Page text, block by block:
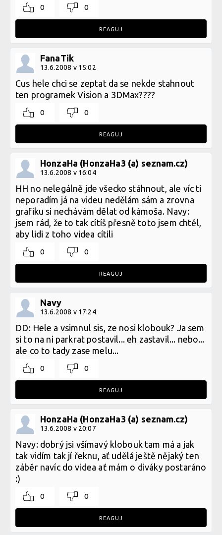
0 0
REAGUJ
FanaTik
13.6.2008 v 15:02
Cus hele chci se zeptat da se nekde stahnout
ten programek Vision a 3DMax????
0 0
REAGUJ
HonzaHa (HonzaHa3 (a) seznam.cz)
13.6.2008 v 16:04
HH no nelegálně jde všecko stáhnout, ale víc ti
neporadím já na videu nedělám sám a zrovna
grafiku si nechávám dělat od kámoša. Navy:
jsem rád, že to tak cítíš přesně toto jsem chtěl,
aby lidi z toho videa cítili
0 0
REAGUJ
Navy
13.6.2008 v 17:24
DD: Hele a vsimnul sis, ze nosi klobouk? Ja sem
si to na ni parkrat postavil... eh zastavil... nebo...
ale co to tady zase melu...
0 0
REAGUJ
HonzaHa (HonzaHa3 (a) seznam.cz)
13.6.2008 v 20:07
Navy: dobrý jsi všímavý klobouk tam má a jak
tak vidím tak jí řeknu, ať udělá ještě nějaký ten
záběr navíc do videa ať mám o diváky postaráno
:)
0 0
REAGUJ